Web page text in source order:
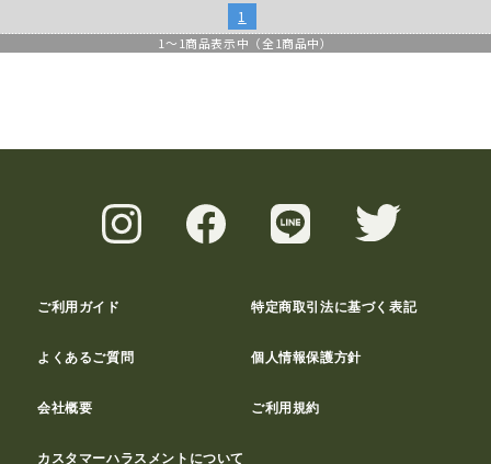
1
1 ～ 1商品表示中（全 1商品中）
ご利用ガイド 特定商取引法に基づく表記
よくあるご質問 個人情報保護方針
会社概要 ご利用規約
カスタマーハラスメントについて